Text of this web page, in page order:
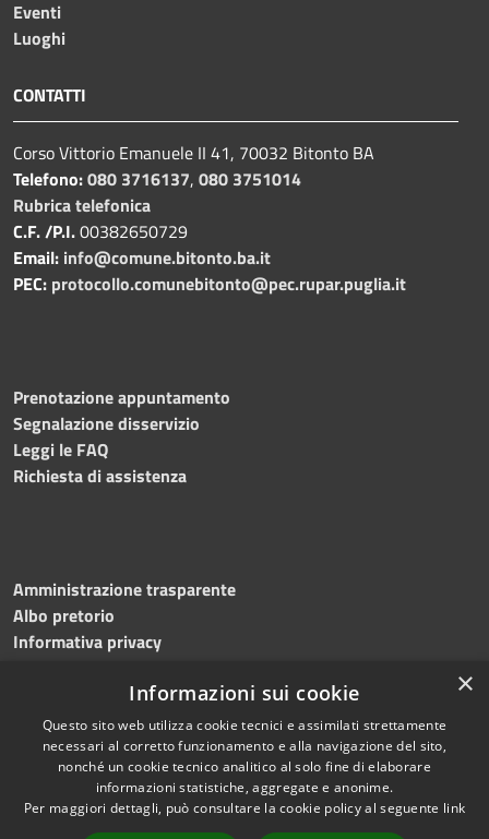
Eventi
Luoghi
CONTATTI
Corso Vittorio Emanuele II 41, 70032 Bitonto BA
Telefono:080 3716137, 080 3751014
Rubrica telefonica
C.F. /P.I.00382650729
Email: info@comune.bitonto.ba.it
PEC: protocollo.comunebitonto@pec.rupar.puglia.it
Prenotazione appuntamento
Segnalazione disservizio
Leggi le FAQ
Richiesta di assistenza
Amministrazione trasparente
Albo pretorio
Informativa privacy
Dichiarazione di accessibilità Meccanismo di feedback
RSS
Accessibilità
Copyright © 2026 • Comune di
Bitonto • Powered by
×
Informazioni sui cookie
Questo sito web utilizza cookie tecnici e assimilati strettamente
necessari al corretto funzionamento e alla navigazione del sito,
nonché un cookie tecnico analitico al solo fine di elaborare
informazioni statistiche, aggregate e anonime.
Per maggiori dettagli, può consultare la cookie policy al seguente link